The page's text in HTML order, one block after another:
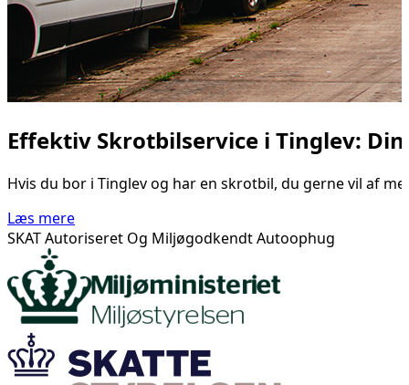
Effektiv Skrotbilservice i Tinglev:
Hvis du bor i Tinglev og har en skrotbil, du gerne vil af
Læs mere
SKAT Autoriseret Og Miljøgodkendt Autoophug